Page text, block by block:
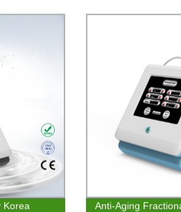
Korea
Anti-Aging